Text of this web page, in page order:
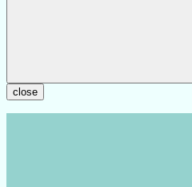
close